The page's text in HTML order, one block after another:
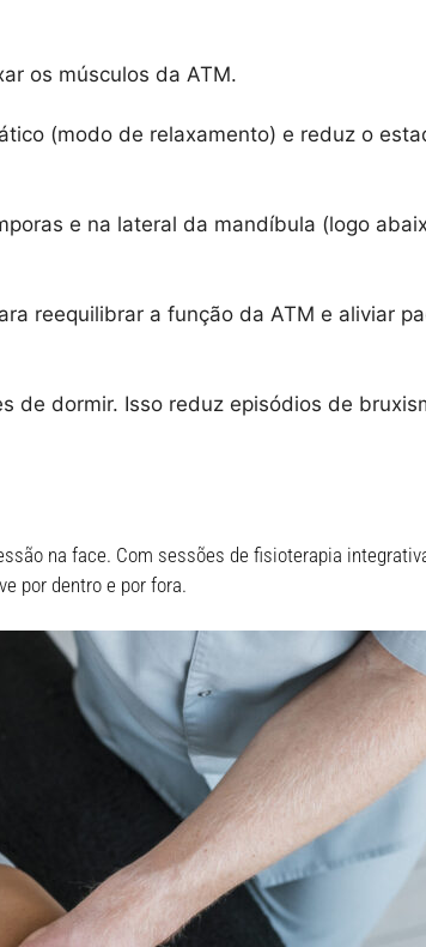
os músculos da ATM.
(modo de relaxamento) e reduz o
e na lateral da mandíbula (logo
reequilibrar a função da ATM e aliviar
de dormir. Isso reduz episódios de
na face. Com sessões de fisioterapia
por dentro e por fora.